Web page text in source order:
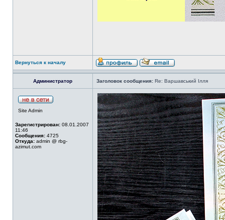
Вернуться к началу
Администратор Заголовок сообщения: Re: Варшавський Ілля
Site Admin
Зарегистрирован: 08.01.2007
11:46
Сообщения: 4725
Откуда: admin @ rbg-
azimut.com